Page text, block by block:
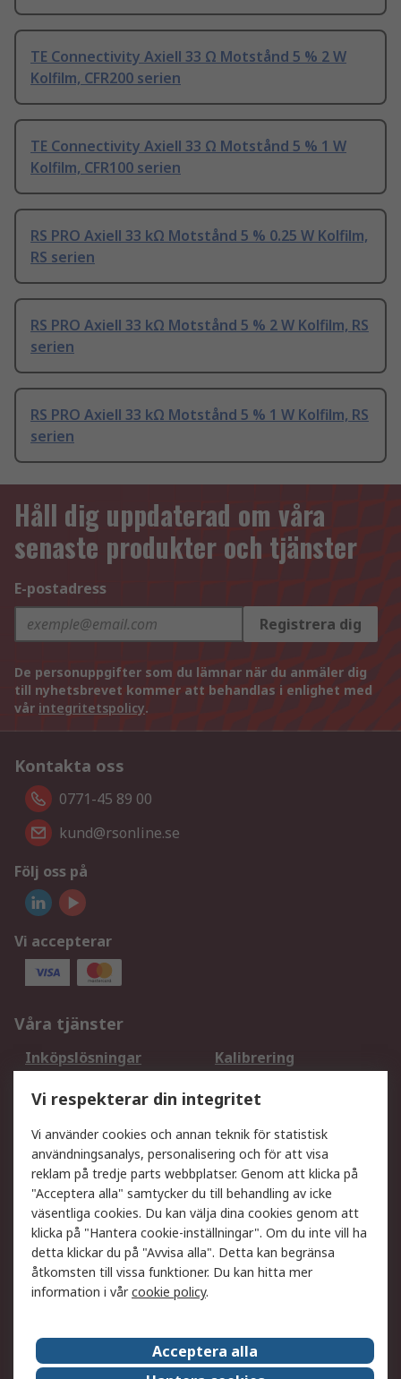
TE Connectivity Axiell 33 Ω Motstånd 5 % 2 W
Kolfilm, CFR200 serien
TE Connectivity Axiell 33 Ω Motstånd 5 % 1 W
Kolfilm, CFR100 serien
RS PRO Axiell 33 kΩ Motstånd 5 % 0.25 W Kolfilm,
RS serien
RS PRO Axiell 33 kΩ Motstånd 5 % 2 W Kolfilm, RS
serien
RS PRO Axiell 33 kΩ Motstånd 5 % 1 W Kolfilm, RS
serien
Håll dig uppdaterad om våra
senaste produkter och tjänster
E-postadress
Registrera dig
De personuppgifter som du lämnar när du anmäler dig
till nyhetsbrevet kommer att behandlas i enlighet med
vår integritetspolicy.
Kontakta oss
0771-45 89 00
kund@rsonline.se
Följ oss på
Vi accepterar
Våra tjänster
Inköpslösningar
Kalibrering
DesignSpark
Teknisk Support
Ditt lokala säljteam
Exportlösningar
Support
Få hjälp
Retur av varor
Leverans
Spåra din order
Begär en fakturakopi
Fördelar med RS-konto
Betalningsalternativ
Om RS Försäljningsvillkor
Vi respekterar din integritet
Vi använder cookies och annan teknik för statistisk
användningsanalys, personalisering och för att visa
reklam på tredje parts webbplatser. Genom att klicka på
"Acceptera alla" samtycker du till behandling av icke
väsentliga cookies. Du kan välja dina cookies genom att
klicka på "Hantera cookie-inställningar". Om du inte vill ha
detta klickar du på "Avvisa alla". Detta kan begränsa
åtkomsten till vissa funktioner. Du kan hitta mer
information i vårcookie policy.
Acceptera alla